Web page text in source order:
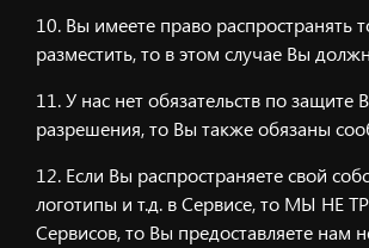
Вы имеете право распространять
разместить, то в этом случае Вы
У нас нет обязательств по защите
разрешения, то Вы также обязаны
Если Вы распространяете свой
логотипы и т.д. в Сервисе, то МЫ
Сервисов, то Вы предоставляете нам